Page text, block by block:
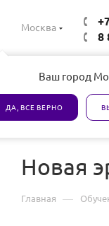
Москва
Ваш город
ДА, ВСЕ ВЕРНО
8
Все товары
Новая
Главная —